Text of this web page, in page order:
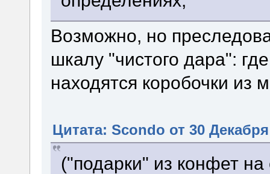
Возможно, но
шкалу "чистого дара":
находятся коробочки из
Цитата: Scondo от 30
("подарки" из конфет